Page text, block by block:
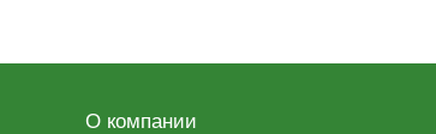
О компании